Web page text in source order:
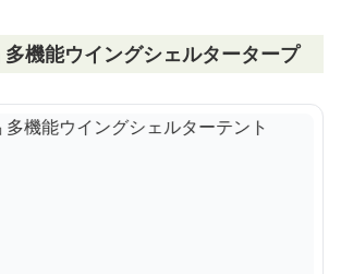
機能ウイングシェルタータープ